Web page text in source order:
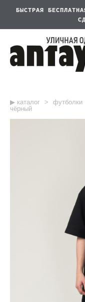
БЫСТРАЯ
▶︎ каталог > футболки
чёрный